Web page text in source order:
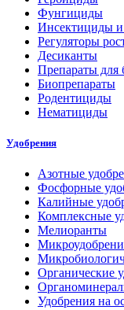
Фунгициды
Инсектициды
Регуляторы
Десиканты
Препараты для
Биопрепараты
Родентициды
Нематициды
Удобрения
Азотные
Фосфорные
Калийные
Комплексные
Мелиоранты
Органические
Удобрения на